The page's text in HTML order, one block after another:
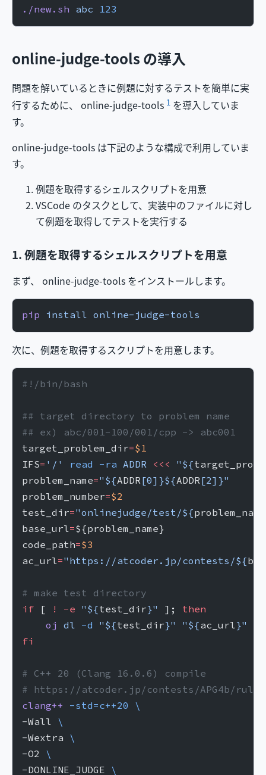
./new.sh abc 123
online-judge-tools の導入
問題を解いているときに例題に対するテストを簡単に実
行するために、 online-judge-tools 1 を導入していま
す。
online-judge-tools は下記のような構成で利用していま
す。
例題を取得するシェルスクリプトを用意
VSCode のタスクとして、実装中のファイルに対し
て例題を取得してテストを実行する
1. 例題を取得するシェルスクリプトを用意
まず、 online-judge-tools をインストールします。
pip install online-judge-tools
次に、例題を取得するスクリプトを用意します。
#!/bin/bash
## target directory to problem name
## ex) abc/001-100/001/cpp -> abc001
target_problem_dir=$1
IFS= '/' read -ra ADDR <<< "${
problem_name="${ADDR[0]}${ADDR[2]}"
problem_number=$2
test_dir="onlinejudge/test/${problem_name
base_url=${problem_name}
code_path=$3
ac_url="https://atcoder.jp/contests/${
# make test directory
if [ ! -e "${test_dir}" ]; then
    oj
dl -d "${test_dir}" "${ac_url}"
fi
# C++ 20 (Clang 16.0.6) compile
# https://atcoder.jp/contests/APG4b/
clang++ -std=c++20 \
-Wall \
-Wextra \
-O2 \
-DONLINE_JUDGE \